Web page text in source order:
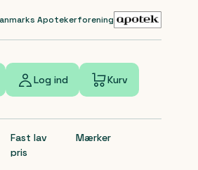
Apotekerforening
Log ind Kurv
Fast lav
pris
Mærker